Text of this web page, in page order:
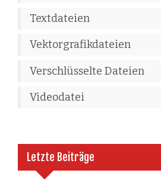
Textdateien
Vektorgrafikdateien
Verschlüsselte Dateien
Videodatei
Letzte Beiträge